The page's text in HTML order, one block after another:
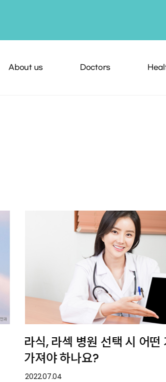
About us Doctors
라식, 라섹 병원 선택 시 어떤
가져야 하나요?
2022.07.04